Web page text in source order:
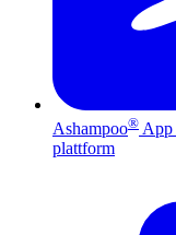
Ashampoo® App
plattform